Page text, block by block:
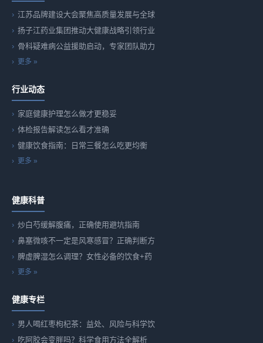
江苏品牌建设大会聚焦高质量发展与全球
扬子江药业集团推动大健康战略引领行业
骨科疑难病公益援助启动，专家团队助力
更多 »
行业动态
家庭健康护理怎么做才更稳妥
体检报告解读怎么看才准确
健康饮食指南：日常三餐怎么吃更均衡
更多 »
健康科普
炒白芍缓解腹痛，正确使用避坑指南
鼻塞微咳不一定是风寒感冒？正确判断方
脾虚脾湿怎么调理？女性必备的饮食+药
更多 »
健康专栏
男人喝红枣枸杞茶：益处、风险与科学饮
吃阿胶会变胖吗？科学食用方法全解析